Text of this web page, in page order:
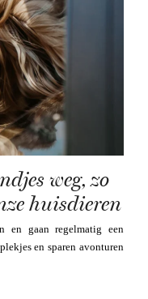
weg, zo
huisdieren
en gaan regelmatig een
en sparen avonturen